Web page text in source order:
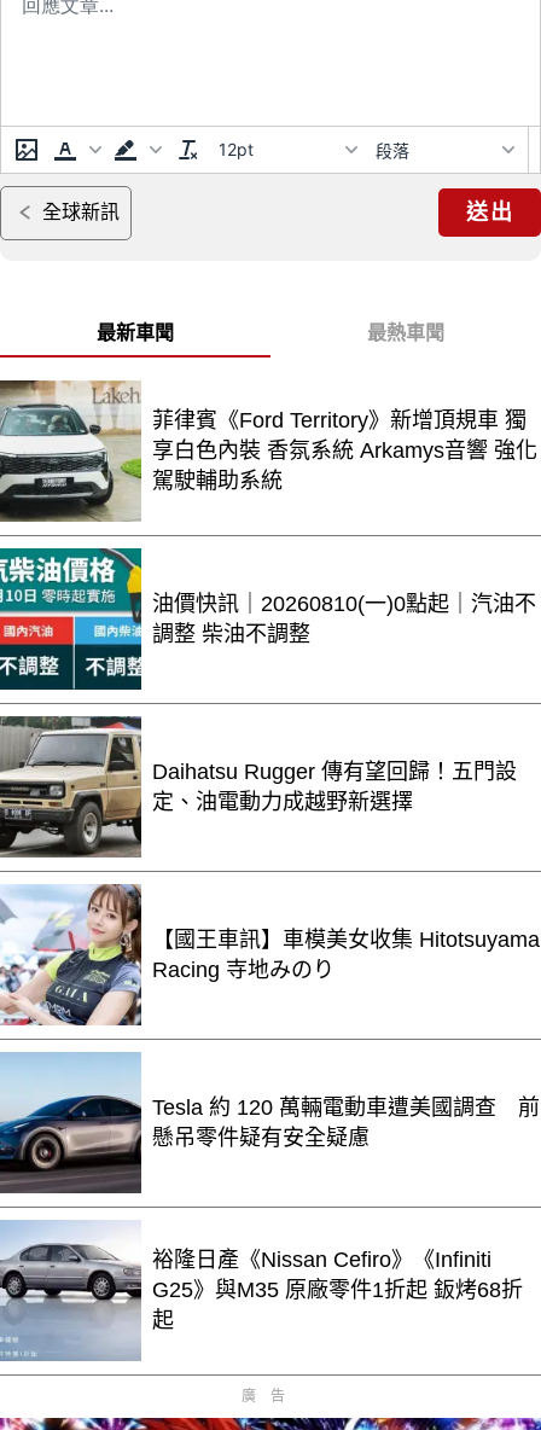
12pt 段落
全球新訊 送出
最新車聞 最熱車聞
菲律賓《Ford Territory》新增頂規車 獨
享白色內裝 香氛系統 Arkamys音響 強化
駕駛輔助系統
油價快訊｜20260810(一)0點起｜汽油不
調整 柴油不調整
Daihatsu Rugger 傳有望回歸！五門設
定、油電動力成越野新選擇
【國王車訊】車模美女收集 Hitotsuyama
Racing 寺地みのり
Tesla 約 120 萬輛電動車遭美國調查 前
懸吊零件疑有安全疑慮
裕隆日產《Nissan Cefiro》《Infiniti
G25》與M35 原廠零件1折起 鈑烤68折
起
廣告